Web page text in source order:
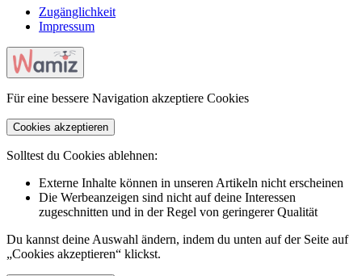
Zugänglichkeit
Impressum
Für eine bessere Navigation akzeptiere Cookies
Cookies akzeptieren
Solltest du Cookies ablehnen:
Externe Inhalte können in unseren Artikeln nicht erscheinen
Die Werbeanzeigen sind nicht auf deine Interessen
zugeschnitten und in der Regel von geringerer Qualität
Du kannst deine Auswahl ändern, indem du unten auf der Seite auf
„Cookies akzeptieren“ klickst.